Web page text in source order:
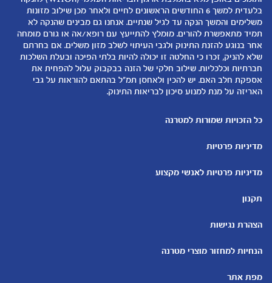
لموقع متيرنا باللغة العربية
רכישת מוצרים
המוצרים שלנו
קופונים
6-12 חודשים
12-24 חודשים
התפתחות התינוק
תזונת תינוקות
טיפול בתינוק
הנקה
להיות הורים
מחשבון ביוץ
מחשבון שמות
מחשבון צבע עיניים
בלעדית למשך 6 החודשים הראשונים לחיים ולאחר מכן שילוב מזונות
משלימים והמשך הנקה עד לגיל שנתיים. אנחנו גם מבינים שהנקה לא
תמיד מתאפשרת להורים. מומלץ להתייעץ עם רופא/אה או גורם מומחה
אחר בנוגע להזנת התינוק ולגבי העיתוי לשלב מזון משלים. אם בחרתם
שלא להניק, זכרו כי החלטה זו יכולה להיות בלתי הפיכה ובעלת השלכות
חברתיות וכלכליות. שילוב חלקי של הזנה בבקבוק עלול להפחית את
אספקת חלב האם. יש להכין ולאחסן תמ"ל בהתאם להוראות על גבי
האריזה על מנת למנוע סיכון לבריאות התינוק.
כל הזכויות שמורות למטרנה
מדיניות פרטיות
מדיניות פרטיות לאנשי מקצוע
תקנון
הצהרת נגישות
הנחיות למחזור מוצרי מטרנה
מפת אתר